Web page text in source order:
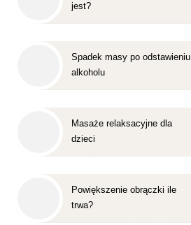
jest?
Spadek masy po odstawieniu
alkoholu
Masaże relaksacyjne dla
dzieci
Powiększenie obrączki ile
trwa?